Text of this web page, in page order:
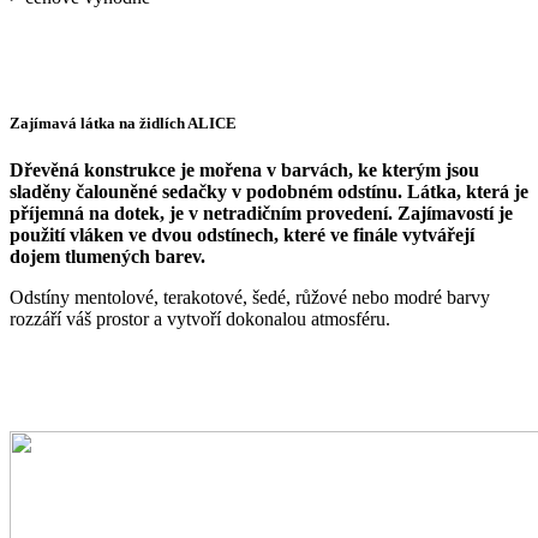
Zajímavá látka na židlích ALICE
Dřevěná konstrukce je mořena v barvách, ke kterým jsou
sladěny čalouněné sedačky v podobném odstínu. Látka, která je
příjemná na dotek, je v netradičním provedení. Zajímavostí je
použití vláken ve dvou odstínech, které ve finále vytvářejí
dojem tlumených barev.
Odstíny mentolové, terakotové, šedé, růžové nebo modré barvy
rozzáří váš prostor a vytvoří dokonalou atmosféru.